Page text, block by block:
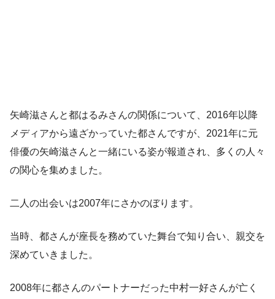
矢崎滋さんと都はるみさんの関係について、2016年以降
メディアから遠ざかっていた都さんですが、2021年に元
俳優の矢崎滋さんと一緒にいる姿が報道され、多くの人々
の関心を集めました。
二人の出会いは2007年にさかのぼります。
当時、都さんが座長を務めていた舞台で知り合い、親交を
深めていきました。
2008年に都さんのパートナーだった中村一好さんが亡く